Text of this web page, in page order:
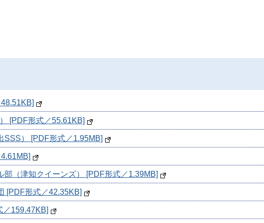
[PDF形式／55.61KB]
） [PDF形式／1.95MB]
（津知クイーンズ） [PDF形式／1.39MB]
[PDF形式／42.35KB]
159.47KB]